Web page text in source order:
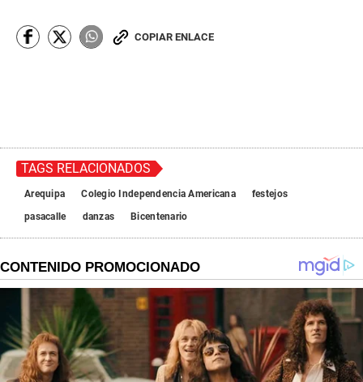
COPIAR ENLACE
TAGS RELACIONADOS
Arequipa Colegio Independencia Americana
festejos
pasacalle
danzas Bicentenario